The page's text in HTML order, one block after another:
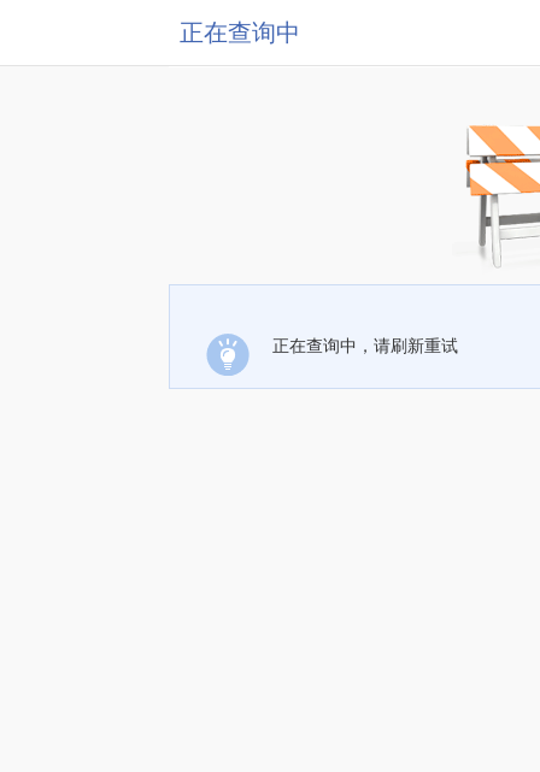
正在查询中
正在查询中，请刷新重试